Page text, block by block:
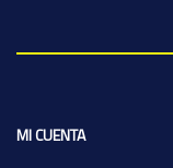
MI CUENTA